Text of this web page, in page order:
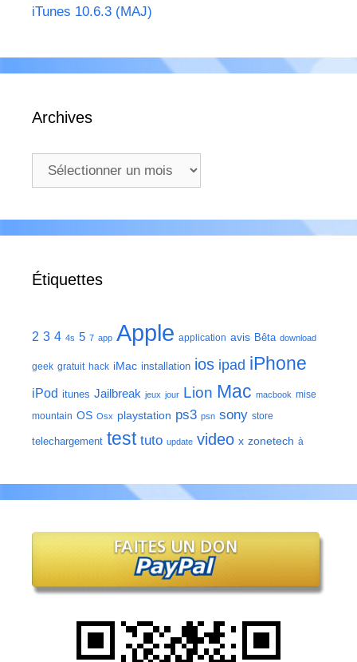
iTunes 10.6.3 (MAJ)
Archives
Archives
Étiquettes
2 3 4 4s 5 7 app Apple application avis Bêta download
geek gratuit hack iMac installation ios ipad iPhone
iPod itunes Jailbreak jeux jour Lion Mac macbook mise
mountain OS Osx playstation ps3 psn sony store
telechargement test tuto update video x zonetech à